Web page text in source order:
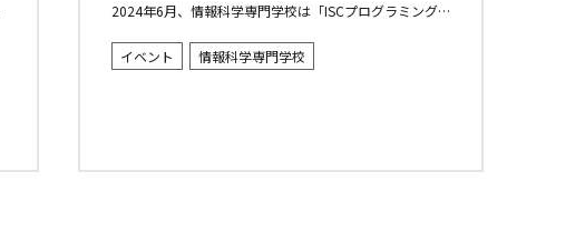
2024年6月、情報科学専門学校は「ISCプログラミング
の...
イベント 情報科学専門学校